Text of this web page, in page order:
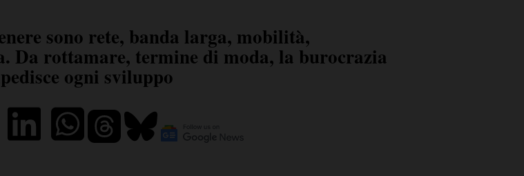
sono rete, banda larga, mobilità,
Da rottamare, termine di moda, la burocrazia
ogni sviluppo